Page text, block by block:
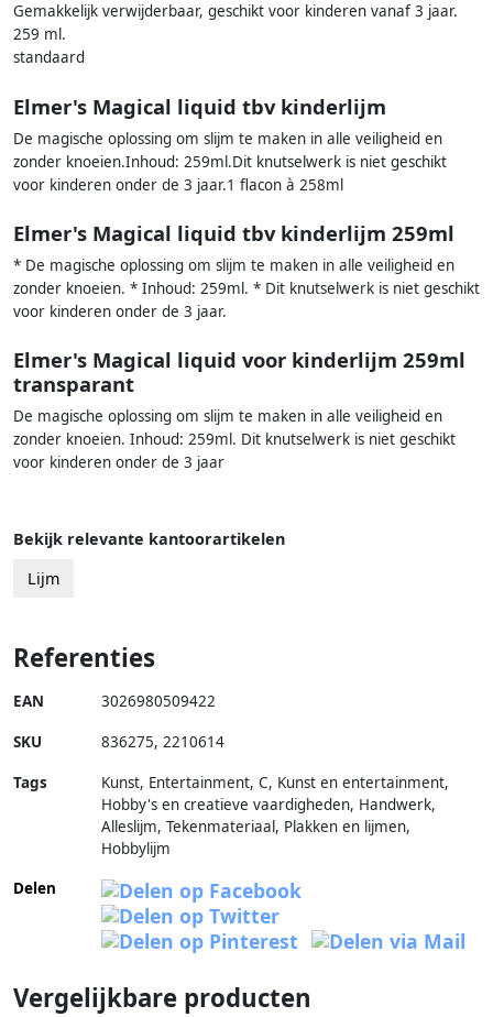
Gemakkelijk verwijderbaar, geschikt voor kinderen vanaf 3 jaar.
259 ml.
standaard
Elmer's Magical liquid tbv kinderlijm
De magische oplossing om slijm te maken in alle veiligheid en
zonder knoeien.Inhoud: 259ml.Dit knutselwerk is niet geschikt
voor kinderen onder de 3 jaar.1 flacon à 258ml
Elmer's Magical liquid tbv kinderlijm 259ml
* De magische oplossing om slijm te maken in alle veiligheid en
zonder knoeien. * Inhoud: 259ml. * Dit knutselwerk is niet geschikt
voor kinderen onder de 3 jaar.
Elmer's Magical liquid voor kinderlijm 259ml
transparant
De magische oplossing om slijm te maken in alle veiligheid en
zonder knoeien. Inhoud: 259ml. Dit knutselwerk is niet geschikt
voor kinderen onder de 3 jaar
Bekijk relevante kantoorartikelen
Lijm
Referenties
EAN 3026980509422
SKU 836275, 2210614
Tags
Kunst, Entertainment, C, Kunst en entertainment,
Hobby's en creatieve vaardigheden, Handwerk,
Alleslijm, Tekenmateriaal, Plakken en lijmen,
Hobbylijm
Delen
Vergelijkbare producten